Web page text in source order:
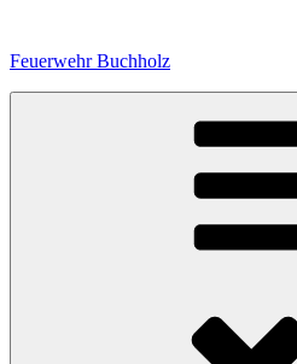
springen
Feuerwehr Buchholz